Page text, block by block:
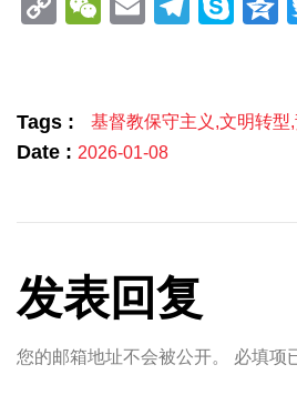
Tags : 基督教保守主义 ,文明转型,
Date : 2026-01-08
发表回复
您的邮箱地址不会被公开。 必填项